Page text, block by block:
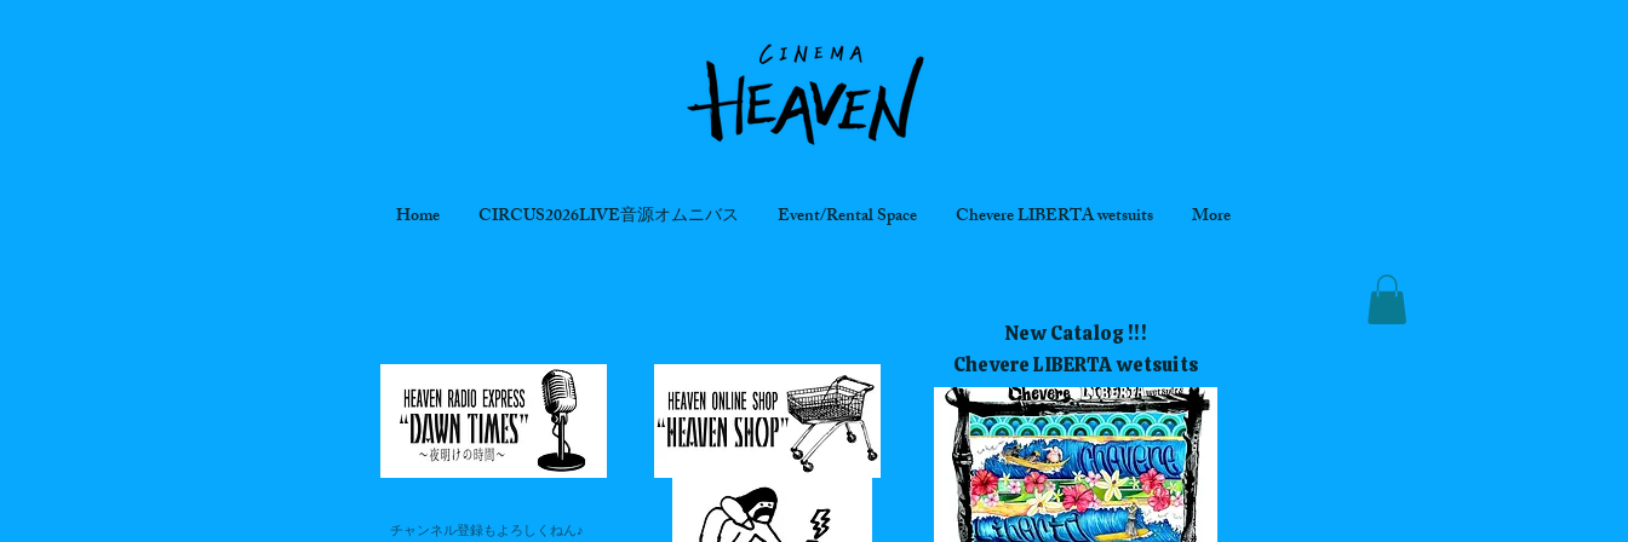
Home CIRCUS2026LIVE音源オムニバス Event/Rental Space Chevere LIBERTA wetsuits More
New Catalog !!!
チャンネル登録もよろしくねん♪
Chevere LIBERTA wetsuits